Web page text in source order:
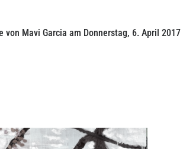
Mavi Garcia am Donnerstag, 6. April 2017